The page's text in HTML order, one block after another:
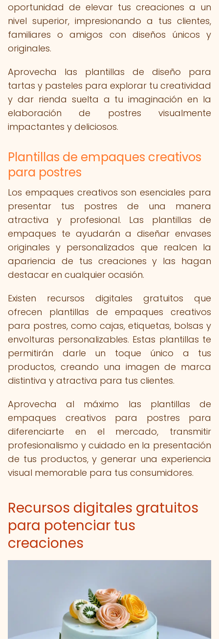
oportunidad de elevar tus creaciones a un
nivel superior, impresionando a tus clientes,
familiares o amigos con diseños únicos y
originales.
Aprovecha las plantillas de diseño para
tartas y pasteles para explorar tu creatividad
y dar rienda suelta a tu imaginación en la
elaboración de postres visualmente
impactantes y deliciosos.
Plantillas de empaques creativos
para postres
Los empaques creativos son esenciales para
presentar tus postres de una manera
atractiva y profesional. Las plantillas de
empaques te ayudarán a diseñar envases
originales y personalizados que realcen la
apariencia de tus creaciones y las hagan
destacar en cualquier ocasión.
Existen recursos digitales gratuitos que
ofrecen plantillas de empaques creativos
para postres, como cajas, etiquetas, bolsas y
envolturas personalizables. Estas plantillas te
permitirán darle un toque único a tus
productos, creando una imagen de marca
distintiva y atractiva para tus clientes.
Aprovecha al máximo las plantillas de
empaques creativos para postres para
diferenciarte en el mercado, transmitir
profesionalismo y cuidado en la presentación
de tus productos, y generar una experiencia
visual memorable para tus consumidores.
Recursos digitales gratuitos
para potenciar tus
creaciones